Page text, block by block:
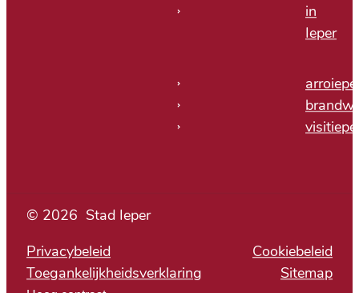
in
Ieper
© 2026 Stad Ieper
Privacybeleid
Cookiebeleid
Toegankelijkheidsverklaring
Sitemap